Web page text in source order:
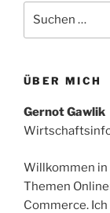
nach:
ÜBER MICH
Gernot Gawlik
Willkommen in
Themen
Commerce.